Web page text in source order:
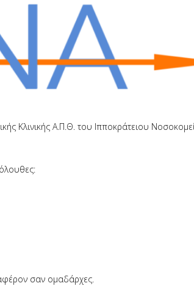
Κλινικής Α.Π.Θ. του Ιπποκράτειου
σαν ομαδάρχες.